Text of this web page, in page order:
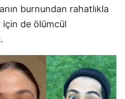
burnundan rahatlıkla
de ölümcül